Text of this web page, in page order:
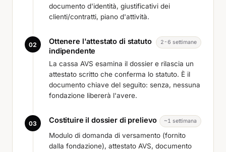
documento d'identità, giustificativi dei
clienti/contratti, piano d'attività.
02
Ottenere l'attestato di statuto
indipendente
2-6 settimane
La cassa AVS esamina il dossier e rilascia un
attestato scritto che conferma lo statuto. È il
documento chiave del seguito: senza, nessuna
fondazione libererà l'avere.
03 Costituire il dossier di prelievo ~1 settimana
Modulo di domanda di versamento (fornito
dalla fondazione), attestato AVS, documento